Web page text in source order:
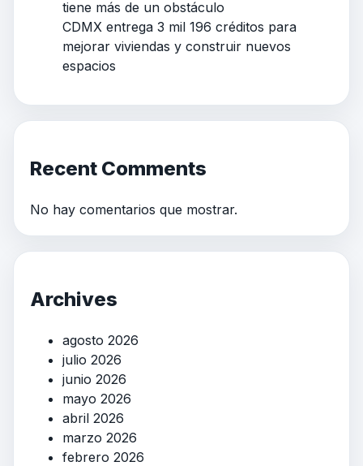
tiene más de un obstáculo
CDMX entrega 3 mil 196 créditos para
mejorar viviendas y construir nuevos
espacios
Recent Comments
No hay comentarios que mostrar.
Archives
agosto 2026
julio 2026
junio 2026
mayo 2026
abril 2026
marzo 2026
febrero 2026